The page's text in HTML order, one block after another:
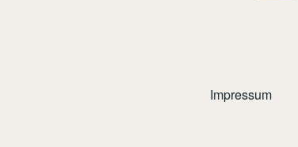
Impressum